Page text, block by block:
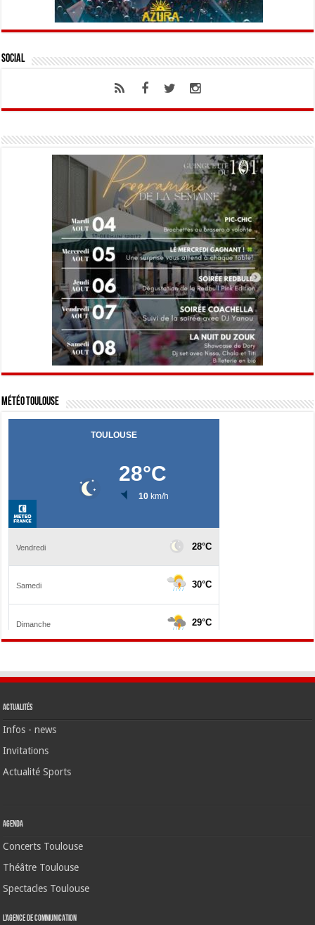
Social
Météo Toulouse
Actualités
Infos - news
Invitations
Actualité Sports
Agenda
Concerts Toulouse
Théâtre Toulouse
Spectacles Toulouse
L’agence de communication